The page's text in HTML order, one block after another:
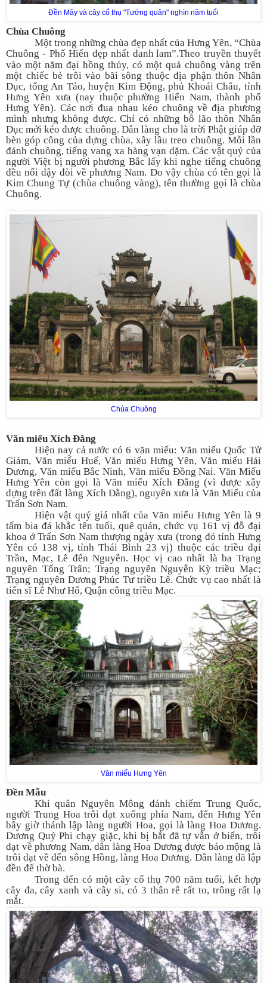
Đền Mây và cây cổ thụ "Tướng quân" nghìn năm tuổi
Chùa Chuông
Một trong những chùa đẹp nhất của Hưng Yên, “Chùa
Chuông - Phố Hiến đẹp nhất danh lam”.Theo truyền thuyết
vào một năm đại hồng thủy, có một quả chuông vàng trên
một chiếc bè trôi vào bãi sông thuộc địa phận thôn Nhân
Dục, tổng An Tảo, huyện Kim Động, phủ Khoái Châu, tỉnh
Hưng Yên xưa (nay thuộc phường Hiến Nam, thành phố
Hưng Yên). Các nơi đua nhau kéo chuông về địa phương
mình nhưng không được. Chỉ có những bô lão thôn Nhân
Dục mới kéo được chuông. Dân làng cho là trời Phật giúp đỡ
bèn góp công của dựng chùa, xây lầu treo chuông. Mỗi lần
đánh chuông, tiếng vang xa hàng vạn dặm. Các vật quý của
người Việt bị người phương Bắc lấy khi nghe tiếng chuông
đều nổi dậy đòi về phương Nam. Do vậy chùa có tên gọi là
Kim Chung Tự (chùa chuông vàng), tên thường gọi là chùa
Chuông.
Chùa Chuông
Văn miếu Xích Đằng
Hiện nay cả nước có 6 văn miếu: Văn miếu Quốc Tử
Giám, Văn miếu Huế, Văn miếu Hưng Yên, Văn miếu Hải
Dương, Văn miếu Bắc Ninh, Văn miếu Đồng Nai. Văn Miếu
Hưng Yên còn gọi là Văn miếu Xích Đằng (vì được xây
dựng trên đất làng Xích Đằng), nguyên xưa là Văn Miếu của
Trấn Sơn Nam.
Hiện vật quý giá nhất của Văn miếu Hưng Yên là 9
tấm bia đá khắc tên tuổi, quê quán, chức vụ 161 vị đỗ đại
khoa ở Trấn Sơn Nam thượng ngày xưa (trong đó tỉnh Hưng
Yên có 138 vị, tỉnh Thái Bình 23 vị) thuộc các triều đại
Trần, Mạc, Lê đến Nguyễn. Học vị cao nhất là ba Trạng
nguyên Tống Trân; Trạng nguyên Nguyễn Kỳ triều Mạc;
Trạng nguyên Dương Phúc Tư triều Lê. Chức vụ cao nhất là
tiến sĩ Lê Như Hổ, Quận công triều Mạc.
Văn miếu Hưng Yên
Đền Mẫu
Khi quân Nguyên Mông đánh chiếm Trung Quốc,
người Trung Hoa trôi dạt xuống phía Nam, đến Hưng Yên
bây giờ thánh lập làng người Hoa, gọi là làng Hoa Dương.
Dương Quý Phi chạy giặc, khi bị bắt đã tự vẫn ở biển, trôi
dạt về phương Nam, dân làng Hoa Dương được báo mộng là
trôi dạt về đến sông Hồng, làng Hoa Dương. Dân làng đã lập
đền để thờ bà.
Trong đến có một cây cổ thụ 700 năm tuổi, kết hợp
cây đa, cây xanh và cây si, có 3 thân rễ rất to, trông rất lạ
mắt.